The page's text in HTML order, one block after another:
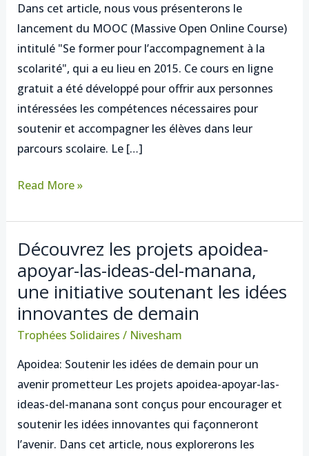
Dans cet article, nous vous présenterons le
lancement du MOOC (Massive Open Online Course)
intitulé "Se former pour l’accompagnement à la
scolarité", qui a eu lieu en 2015. Ce cours en ligne
gratuit a été développé pour offrir aux personnes
intéressées les compétences nécessaires pour
soutenir et accompagner les élèves dans leur
parcours scolaire. Le […]
pour
l’accompagnement
à
la
scolarité”
lancé
en
mars
Read More »
Découvrez les projets apoidea-
apoyar-las-ideas-del-manana,
une initiative soutenant les idées
innovantes de demain
Trophées Solidaires / Nivesham
Apoidea: Soutenir les idées de demain pour un
avenir prometteur Les projets apoidea-apoyar-las-
ideas-del-manana sont conçus pour encourager et
soutenir les idées innovantes qui façonneront
l’avenir. Dans cet article, nous explorerons les
Découvrez
les
projets
apoidea-
apoyar-
ideas-
del-
manana,
une
initiative